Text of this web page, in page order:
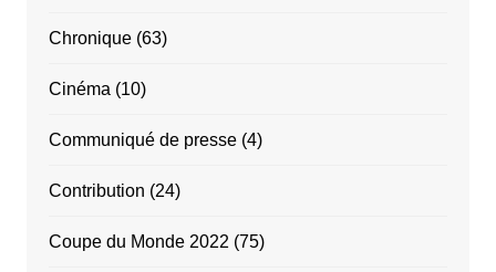
Chronique(63)
Cinéma (10)
Communiqué de presse(4)
Contribution (24)
Coupe du Monde 2022 (75)